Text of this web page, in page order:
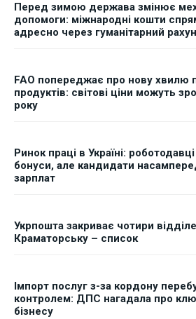
Перед зимою держава змінює
допомоги: міжнародні кошти
адресно через гуманітарний
FAO попереджає про нову хвилю
продуктів: світові ціни можуть
року
Ринок праці в Україні:
бонуси, але кандидати
зарплат
Укрпошта закриває чотири
Краматорську – список
Імпорт послуг з-за кордону
контролем: ДПС нагадала про
бізнесу